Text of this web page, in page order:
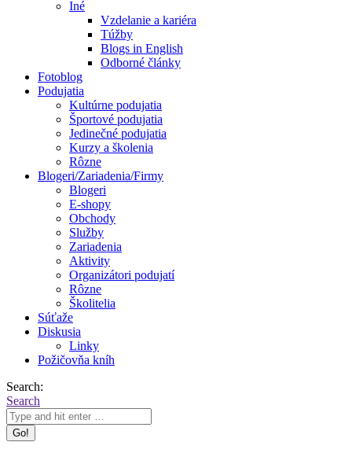
Iné
Vzdelanie a kariéra
Túžby
Blogs in English
Odborné články
Fotoblog
Podujatia
Kultúrne podujatia
Športové podujatia
Jedinečné podujatia
Kurzy a školenia
Rôzne
Blogeri/Zariadenia/Firmy
Blogeri
E-shopy
Obchody
Služby
Zariadenia
Aktivity
Organizátori podujatí
Rôzne
Školitelia
Súťaže
Diskusia
Linky
Požičovňa kníh
Search:
Search